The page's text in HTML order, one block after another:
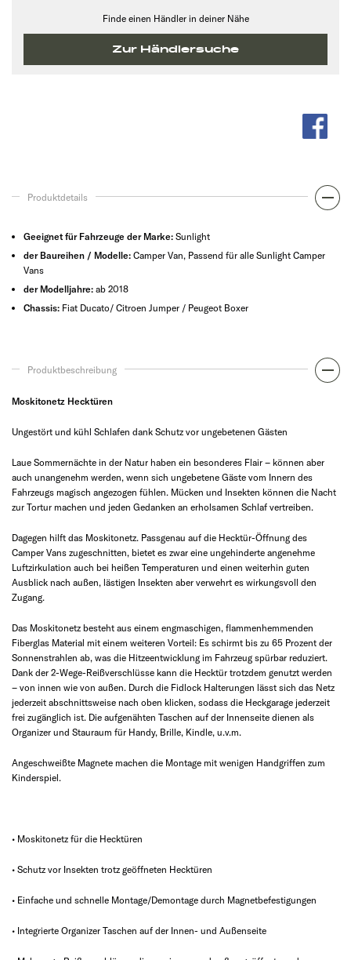
Finde einen Händler in deiner Nähe
Zur Händlersuche
Produktdetails
Geeignet für Fahrzeuge der Marke: Sunlight
der Baureihen / Modelle: Camper Van, Passend für alle Sunlight Camper
Vans
der Modelljahre: ab 2018
Chassis: Fiat Ducato/ Citroen Jumper / Peugeot Boxer
Produktbeschreibung
Moskitonetz Hecktüren
Ungestört und kühl Schlafen dank Schutz vor ungebetenen Gästen
Laue Sommernächte in der Natur haben ein besonderes Flair – können aber
auch unangenehm werden, wenn sich ungebetene Gäste vom Innern des
Fahrzeugs magisch angezogen fühlen. Mücken und Insekten können die Nacht
zur Tortur machen und jeden Gedanken an erholsamen Schlaf vertreiben.
Dagegen hilft das Moskitonetz. Passgenau auf die Hecktür-Öffnung des
Camper Vans zugeschnitten, bietet es zwar eine ungehinderte angenehme
Luftzirkulation auch bei heißen Temperaturen und einen weiterhin guten
Ausblick nach außen, lästigen Insekten aber verwehrt es wirkungsvoll den
Zugang.
Das Moskitonetz besteht aus einem engmaschigen, flammenhemmenden
Fiberglas Material mit einem weiteren Vorteil: Es schirmt bis zu 65 Prozent der
Sonnenstrahlen ab, was die Hitzeentwicklung im Fahrzeug spürbar reduziert.
Dank der 2-Wege-Reißverschlüsse kann die Hecktür trotzdem genutzt werden
– von innen wie von außen. Durch die Fidlock Halterungen lässt sich das Netz
jederzeit abschnittsweise nach oben klicken, sodass die Heckgarage jederzeit
frei zugänglich ist. Die aufgenähten Taschen auf der Innenseite dienen als
Organizer und Stauraum für Handy, Brille, Kindle, u.v.m.
Angeschweißte Magnete machen die Montage mit wenigen Handgriffen zum
Kinderspiel.
• Moskitonetz für die Hecktüren
• Schutz vor Insekten trotz geöffneten Hecktüren
• Einfache und schnelle Montage/Demontage durch Magnetbefestigungen
• Integrierte Organizer Taschen auf der Innen- und Außenseite